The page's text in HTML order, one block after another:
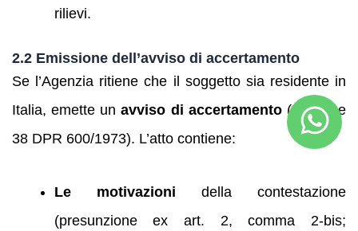
rilievi.
2.2 Emissione dell’avviso di accertamento
Se l’Agenzia ritiene che il soggetto sia residente in
Italia, emette unavviso di accertamento(art. 37 e
38 DPR 600/1973). L’atto contiene:
Le motivazioni della contestazione
(presunzione ex art. 2, comma 2‑bis;